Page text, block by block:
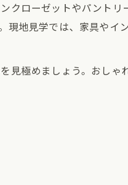
クローゼットやパントリ
現地見学では、家具やイ
見極めましょう。おしゃ